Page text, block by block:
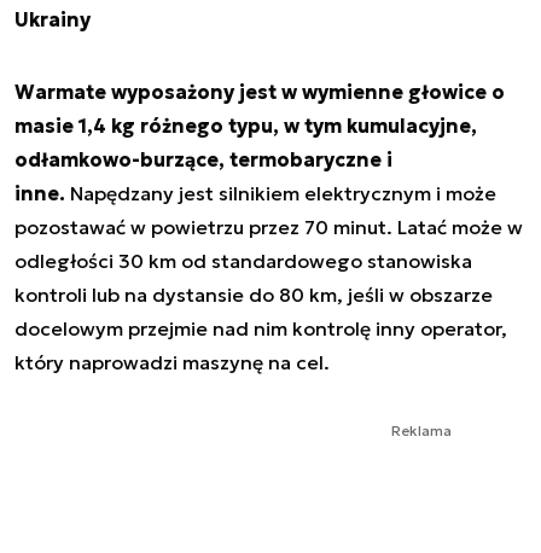
Ukrainy
Warmate wyposażony jest w wymienne głowice o
masie 1,4 kg różnego typu, w tym kumulacyjne,
odłamkowo-burzące, termobaryczne i
inne. Napędzany jest silnikiem elektrycznym i może
pozostawać w powietrzu przez 70 minut. Latać może w
odległości 30 km od standardowego stanowiska
kontroli lub na dystansie do 80 km, jeśli w obszarze
docelowym przejmie nad nim kontrolę inny operator,
który naprowadzi maszynę na cel.
Reklama